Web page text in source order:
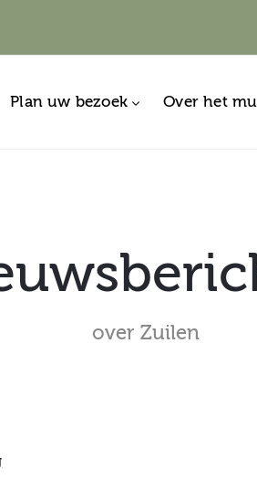
Plan uw bezoek Over het
over Zuilen